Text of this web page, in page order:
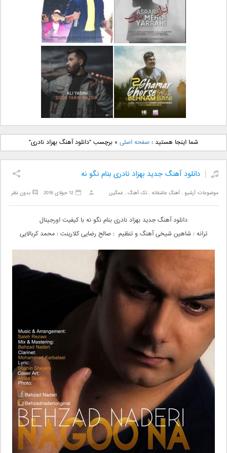
دانلود آهنگ جدید مهدی
یراحی بنام اسرار
دانلود آهنگ جدید فرزاد
فرزین بنام آتیش
دانلود آهنگ جدید بهنام
بانی بنام قرص قمر 2
دانلود آهنگ جدید علی
یاسینی بنام دورترین نزدیک
شما اینجا هستید :صفحه اصلی »برچسب "دانلود آهنگ بهزاد نادری"
دانلود آهنگ جدید بهزاد نادری بنام نگو نه
موضوعات:آرشیو ,آهنگ عاشقانه ,تک آهنگ ,غمگین بدون نظر 12 جولای 2016
دانلود آهنگ جدید بهزاد نادری بنام نگو نه با کیفیت اورجینال
ترانه : شاهین شیخی آهنگ و تنظیم : صالح رضایی کلارینت : محمد کربالایی